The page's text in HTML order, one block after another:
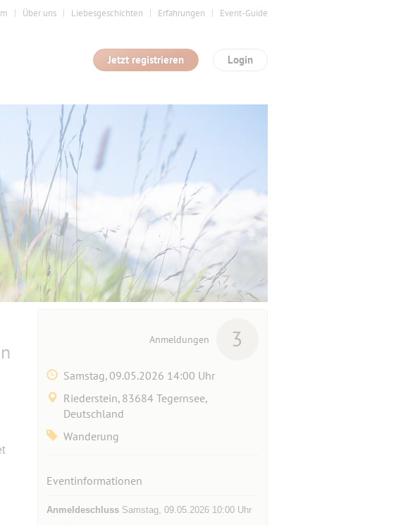
Über uns Liebesgeschichten Erfahrungen Event-Guide
Login
Jetzt registrieren
Anmeldungen 3
Samstag, 09.05.2026 14:00 Uhr
Riederstein, 83684 Tegernsee,
Deutschland
Wanderung
Eventinformationen
AnmeldeschlussSamstag, 09.05.2026 10:00 Uhr